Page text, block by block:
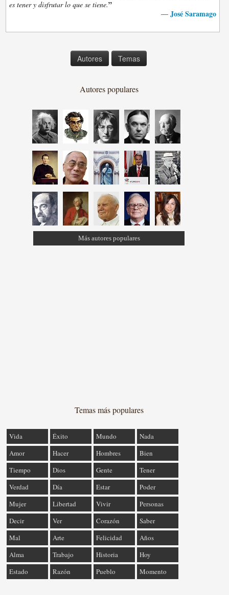
es tener y disfrutar lo que se tiene.”
— José Saramago
Autores Temas
Autores populares
Más autores populares
Temas más populares
Vida Éxito Mundo
Nada
Amor
Hacer Hombres
Bien
Tiempo
Dios Gente
Tener
Verdad
Día Estar
Poder
Mujer
Libertad Vivir
Personas
Decir
Ver Corazón
Saber
Mal
Arte Felicidad
Años
Alma
Trabajo Historia
Hoy
Estado
Razón Pueblo Momento